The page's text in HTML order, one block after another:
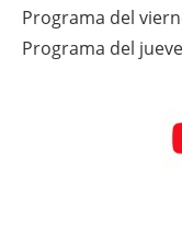
Programa del
Programa del